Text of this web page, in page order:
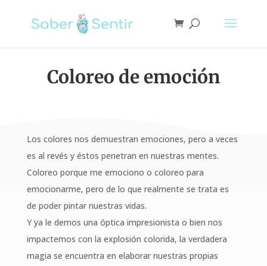
Coloreo de emoción
Los colores nos demuestran emociones, pero a veces
es al revés y éstos penetran en nuestras mentes.
Coloreo porque me emociono o coloreo para
emocionarme, pero de lo que realmente se trata es
de poder pintar nuestras vidas.
Y ya le demos una óptica impresionista o bien nos
impactemos con la explosión colorida, la verdadera
magia se encuentra en elaborar nuestras propias